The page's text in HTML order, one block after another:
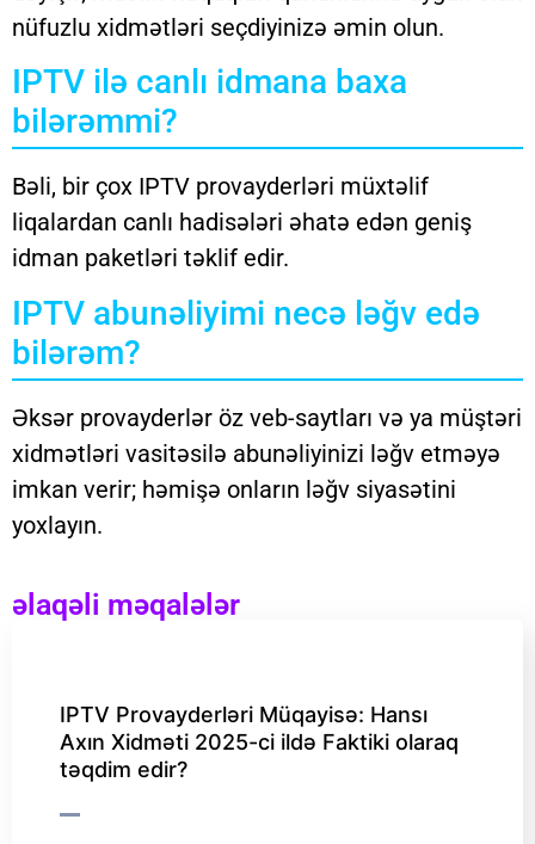
nüfuzlu xidmətləri seçdiyinizə əmin olun.
IPTV ilə canlı idmana baxa
bilərəmmi?
Bəli, bir çox IPTV provayderləri müxtəlif
liqalardan canlı hadisələri əhatə edən geniş
idman paketləri təklif edir.
IPTV abunəliyimi necə ləğv edə
bilərəm?
Əksər provayderlər öz veb-saytları və ya müştəri
xidmətləri vasitəsilə abunəliyinizi ləğv etməyə
imkan verir; həmişə onların ləğv siyasətini
yoxlayın.
əlaqəli məqalələr
IPTV Provayderləri Müqayisə: Hansı
Axın Xidməti 2025-ci ildə Faktiki olaraq
təqdim edir?